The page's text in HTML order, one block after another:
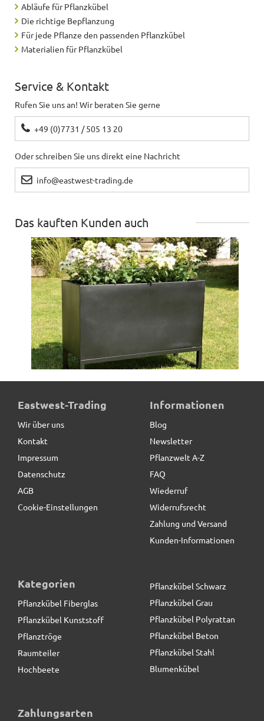
Abläufe für Pflanzkübel
Die richtige Bepflanzung
Für jede Pflanze den passenden Pflanzkübel
Materialien für Pflanzkübel
Service & Kontakt
Rufen Sie uns an! Wir beraten Sie gerne
+49 (0)7731 / 505 13 20
Oder schreiben Sie uns direkt eine Nachricht
info@eastwest-trading.de
Das kauften Kunden auch
Untergestell für Pflanztröge
29,90 € *statt
Fiberglas anthrazit
Eastwest-Trading
Wir über uns
Kontakt
Impressum
Datenschutz
AGB
Cookie-Einstellungen
Informationen
Blog
Newsletter
Pflanzwelt A-Z
FAQ
Wiederruf
Widerrufsrecht
Zahlung und Versand
Kunden-Informationen
Kategorien
Pflanzkübel Fiberglas
Pflanzkübel Kunststoff
Pflanztröge
Raumteiler
Hochbeete
Pflanzkübel Schwarz
Pflanzkübel Grau
Pflanzkübel Polyrattan
Pflanzkübel Beton
Pflanzkübel Stahl
Blumenkübel
Zahlungsarten